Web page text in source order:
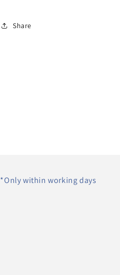
Share
*Only within working days